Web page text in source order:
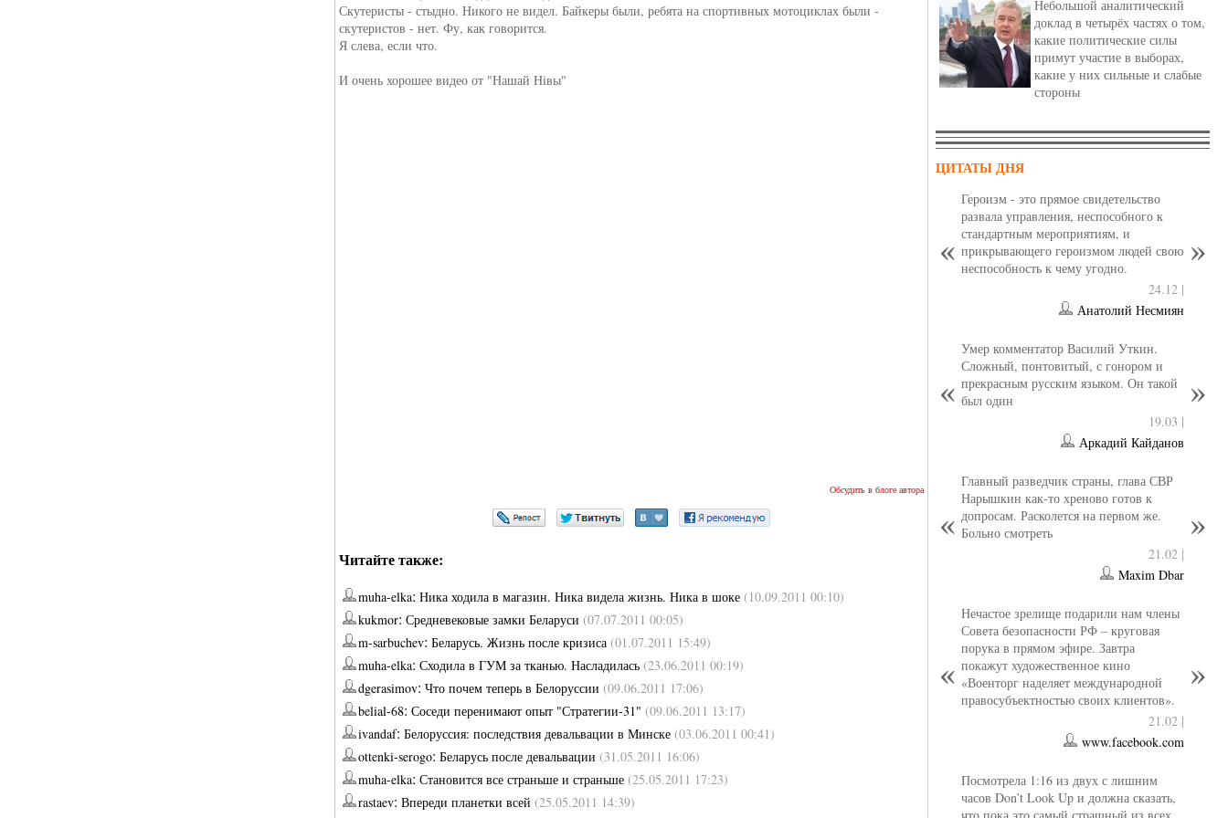
Скутеристы - стыдно. Никого не видел. Байкеры были, ребята на спортивных мотоциклах были -
скутеристов - нет. Фу, как говорится.
Я слева, если что.
И очень хорошее видео от "Нашай Нiвы"
Обсудить в блоге автора
Читайте также:
muha-elka:Ника ходила в магазин. Ника видела жизнь. Ника в шоке(10.09.2011 00:10)
kukmor:Средневековые замки Беларуси(07.07.2011 00:05)
m-sarbuchev:Беларусь. Жизнь после кризиса(01.07.2011 15:49)
muha-elka:Сходила в ГУМ за тканью. Насладилась(23.06.2011 00:19)
dgerasimov:Что почем теперь в Белоруссии(09.06.2011 17:06)
belial-68:Соседи перенимают опыт "Стратегии-31"(09.06.2011 13:17)
ivandaf:Белоруссия: последствия девальвации в Минске(03.06.2011 00:41)
ottenki-serogo:Беларусь после девальвации(31.05.2011 16:06)
muha-elka:Становится все страньше и страньше(25.05.2011 17:23)
rastaev:Впереди планетки всей(25.05.2011 14:39)
Небольшой аналитический
доклад в четырёх частях о том,
какие политические силы
примут участие в выборах,
какие у них сильные и слабые
стороны
ЦИТАТЫ ДНЯ
Героизм - это прямое свидетельство
развала управления, неспособного к
стандартным мероприятиям, и
прикрывающего героизмом людей свою
неспособность к чему угодно.
24.12 |
Анатолий Несмиян
Умер комментатор Василий Уткин.
Сложный, понтовитый, с гонором и
прекрасным русским языком. Он такой
был один
19.03 |
Аркадий Кайданов
Главный разведчик страны, глава СВР
Нарышкин как-то хреново готов к
допросам. Расколется на первом же.
Больно смотреть
21.02 |
Maxim Dbar
Нечастое зрелище подарили нам члены
Совета безопасности РФ – круговая
порука в прямом эфире. Завтра
покажут художественное кино
«Военторг наделяет международной
правосубъектностью своих клиентов».
21.02 |
www.facebook.com
Посмотрела 1:16 из двух с лишним
часов Don’t Look Up и должна сказать,